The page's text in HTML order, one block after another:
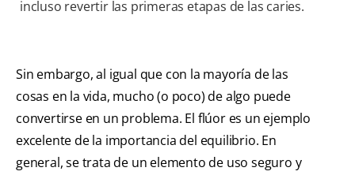
incluso revertir las primeras etapas de las caries.
Sin embargo, al igual que con la mayoría de las
cosas en la vida, mucho (o poco) de algo puede
convertirse en un problema. El flúor es un ejemplo
excelente de la importancia del equilibrio. En
general, se trata de un elemento de uso seguro y